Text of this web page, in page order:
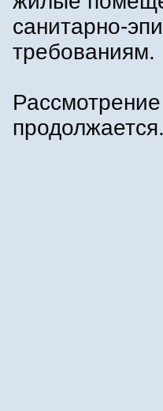
санитарно-
требованиям.
Рассмотрение
продолжается.